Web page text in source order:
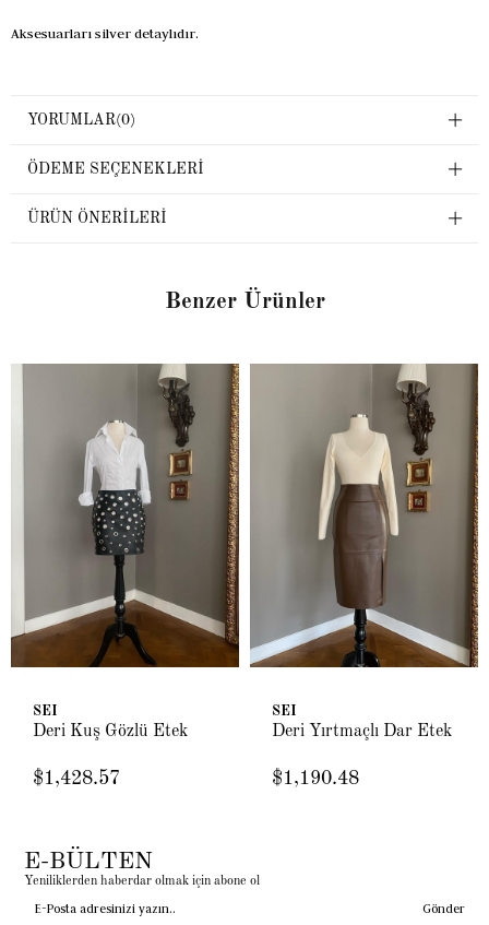
Aksesuarları silver detaylıdır.
YORUMLAR(0)
ÖDEME SEÇENEKLERI
ÜRÜN ÖNERILERI
Benzer Ürünler
SEI
Deri Kuş Gözlü Etek
$1,428.57
SEI
Deri Yırtmaçlı Dar Etek
$1,190.48
E-BÜLTEN
Yeniliklerden haberdar olmak için abone ol
Gönder